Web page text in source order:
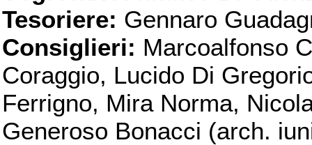
Tesoriere: Gennaro
Consiglieri: Marcoalfonso
Coraggio, Lucido Di
Ferrigno, Mira Norma,
Generoso Bonacci (arch.